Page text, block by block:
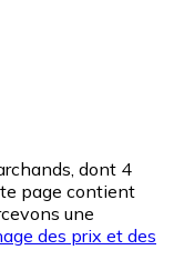
dont 4
page contient
une
des prix et des